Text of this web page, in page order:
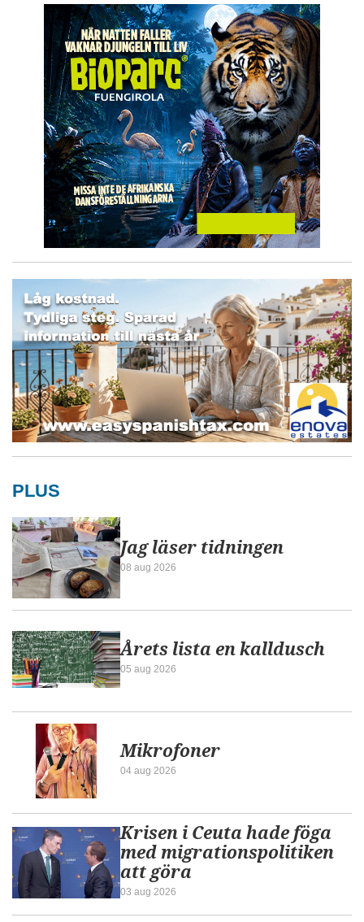
PLUS
Jag läser tidningen
08 aug 2026
Årets lista en kalldusch
05 aug 2026
Mikrofoner
04 aug 2026
Krisen i Ceuta hade föga
med migrationspolitiken
att göra
03 aug 2026